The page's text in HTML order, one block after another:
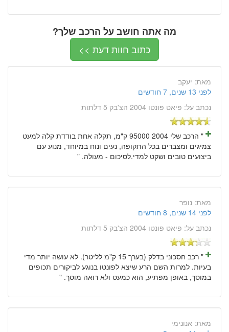
מה אתה חושב על הרכב שלך?
כתוב חוות דעת >>
מאת: יעקב
לפני 13 שנים, 7 חודשים
נכתב על: פיאט פונטו 2004 הצ'בק 5 דלתות
" הרכב שלי 2004 95000 ק"מ, תקלה אחת בודדת קלה למעט
צמיגים ומצברים בכל התקופה, נעים ונוח במיוחד, מנוע עם
ביצועים טובים ושקט למדי.לסיכום - מעולה. "
מאת: נופר
לפני 14 שנים, 8 חודשים
נכתב על: פיאט פונטו 2004 הצ'בק 5 דלתות
" רכב חסכוני בדלק (בערך 15 ק"מ לליטר). לא עושה יותר מדי
בעיות. למרות השם הרע שיצא לפונטו בנוגע לביקורים תכופים
במוסך, באופן מפתיע, הוא כמעט ולא רואה מוסך. "
מאת: אנונימי